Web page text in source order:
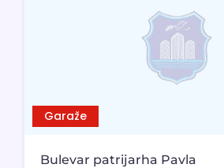
Garaže
Bulevar patrijarha Pavla